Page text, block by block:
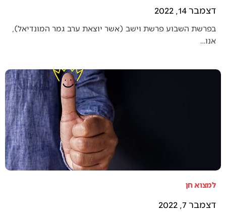
דצמבר 14, 2022
בפרשת השבוע פרשת וישב (אשר יוצאת ערב גמר המונדיאל),
אנו…
למצוא חן
דצמבר 7, 2022